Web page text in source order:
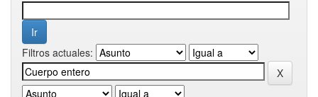
Filtros actuales: